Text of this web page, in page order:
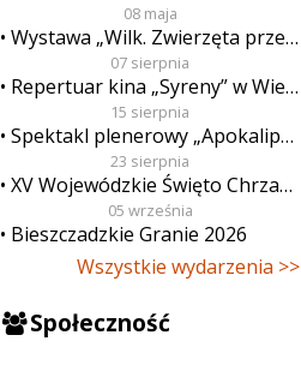
08 maja
Wystawa „Wilk. Zwierzęta przeklęte”
07 sierpnia
Repertuar kina „Syreny” w Wieluniu w dn. od 7 do 13 sierpnia
15 sierpnia
Spektakl plenerowy „Apokalipsa”
23 sierpnia
XV Wojewódzkie Święto Chrzanu
05 września
Bieszczadzkie Granie 2026
Wszystkie wydarzenia >>
Społeczność